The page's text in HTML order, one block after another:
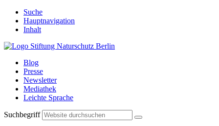
Suche
Hauptnavigation
Inhalt
Blog
Presse
Newsletter
Mediathek
Leichte Sprache
Suchbegriff